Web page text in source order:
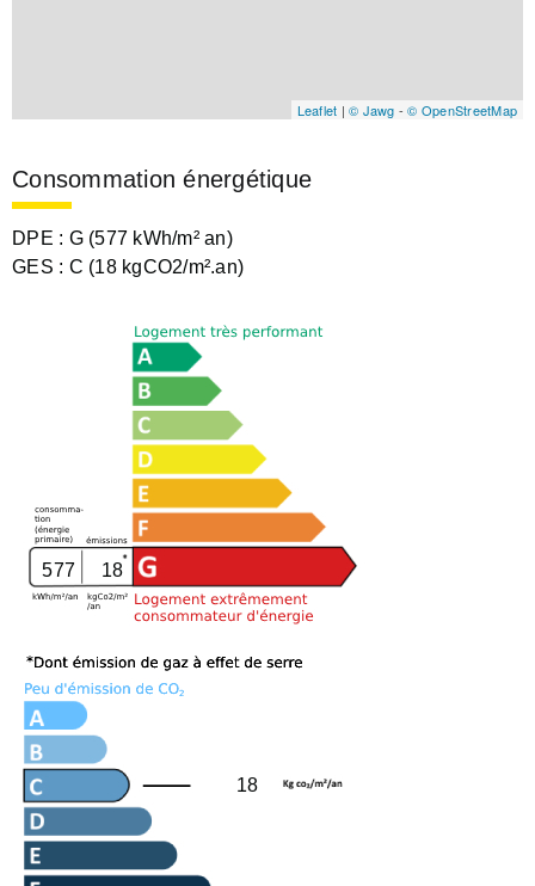
Leaflet | © Jawg -© OpenStreetMap
Consommation énergétique
DPE : G (577 kWh/m² an)
GES : C (18 kgCO2/m².an)
577 18
18